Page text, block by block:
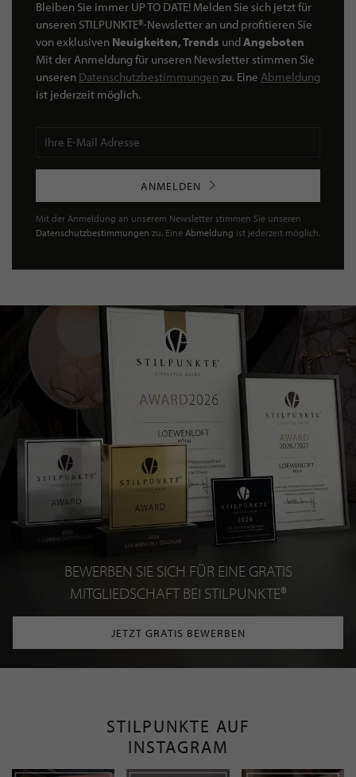
Bleiben Sie immer UP TO DATE! Melden Sie sich jetzt für
unseren STILPUNKTE®-Newsletter an und profitieren Sie
von exklusiven Neuigkeiten, Trends undAngeboten
Mit der Anmeldung für unseren Newsletter stimmen Sie
unseren Datenschutzbestimmungen zu. Eine Abmeldung
ist jederzeit möglich.
ANMELDEN
Mit der Anmeldung an unserem Newsletter stimmen Sie unseren
Datenschutzbestimmungen zu. Eine Abmeldung ist jederzeit möglich.
BEWERBEN SIE SICH FÜR EINE GRATIS
MITGLIEDSCHAFT BEI STILPUNKTE®
JETZT GRATIS BEWERBEN
STILPUNKTE AUF
INSTAGRAM